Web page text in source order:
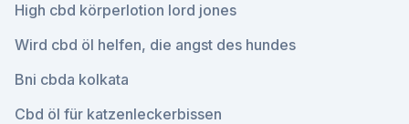
High cbd körperlotion lord jones
Wird cbd öl helfen, die angst des hundes
Bni cbda kolkata
Cbd öl für katzenleckerbissen